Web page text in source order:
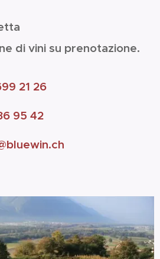
di vini su prenotazione.
21 26
95 42